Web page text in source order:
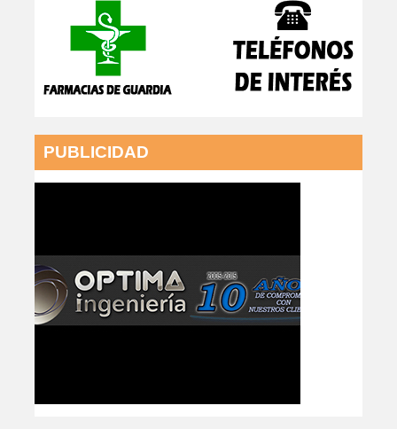
PUBLICIDAD